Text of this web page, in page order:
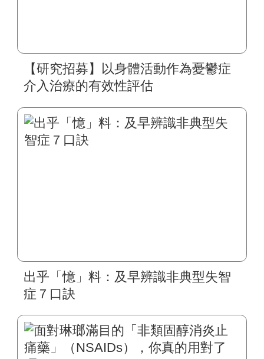
【研究招募】以身體活動作為憂鬱症
介入治療的有效性評估
出乎「憶」料：及早辨識非典型失智
症７口訣